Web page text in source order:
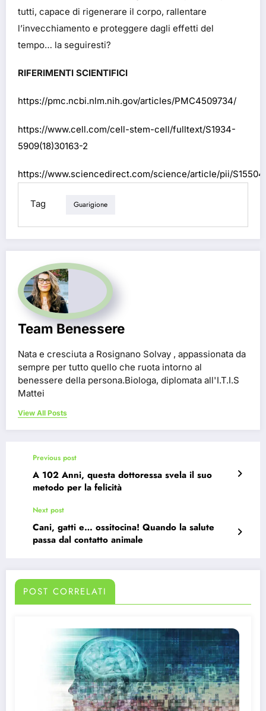
tutti, capace di rigenerare il corpo, rallentare
l’invecchiamento e proteggere dagli effetti del
tempo… la seguiresti?
RIFERIMENTI SCIENTIFICI
https://pmc.ncbi.nlm.nih.gov/articles/PMC4509734/
https://www.cell.com/cell-stem-cell/fulltext/S1934-
5909(18)30163-2
https://www.sciencedirect.com/science/article/pii/
Tag Guarigione
Team Benessere
Nata e cresciuta a Rosignano Solvay , appassionata da
sempre per tutto quello che ruota intorno al
benessere della persona.Biologa, diplomata all'I.T.I.S
Mattei
View All Posts
Previous post
A 102 Anni, questa dottoressa svela il suo
metodo per la felicità
Next post
Cani, gatti e… ossitocina! Quando la salute
passa dal contatto animale
POST CORRELATI